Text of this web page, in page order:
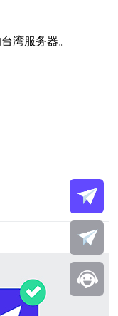
湾服务器。